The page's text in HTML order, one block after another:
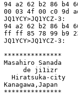
94 a2 62 b2 86 b4
00 03 4f 00 c0 9d
JQ1YCY>JQ1YCZ-3:
94 a2 62 b2 86 b4
ff ff 85 78 99 b9
JQ1YCY>JQ1YCZ-3:
***************
Masahiro Sanada
     de ji1izr
  Hiratsuka-city
Kanagawa,Japan
***************